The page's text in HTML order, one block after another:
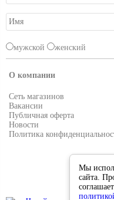
мужской женский
О компании
Сеть магазинов
Вакансии
Публичная оферта
Новости
Политика
Мы
сайта.